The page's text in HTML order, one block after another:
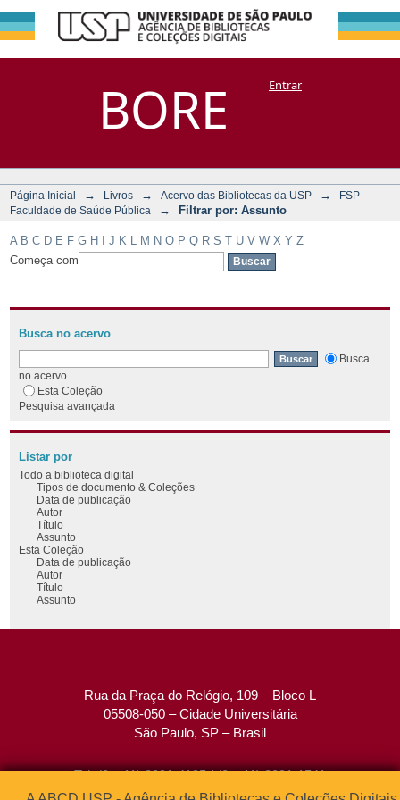
BORE
Filtrar por:
Assunto
DSpace/Manakin + CoriscoEntrar
Página Inicial → Livros → Acervo das Bibliotecas da USP →
FSP -
Faculdade de Saúde Pública
→ Filtrar por: Assunto
A B C D E F G H J K M N O P Q R S T U V W X Y Z
Começa com
Busca no acervo
Busca
no acervo
Esta Coleção
Pesquisa avançada
Listar por
Todo a biblioteca digital
Tipos de documento & Coleções
Data de publicação
Autor
Título
Assunto
Esta Coleção
Data de publicação
Autor
Título
Assunto
Rua da Praça do Relógio, 109 – Bloco L
05508-050 – Cidade Universitária
São Paulo, SP – Brasil
Tel: (0xx11) 3091-4195 / (0xx11) 3091-1541
Fax: (0xx11) 3091-1567